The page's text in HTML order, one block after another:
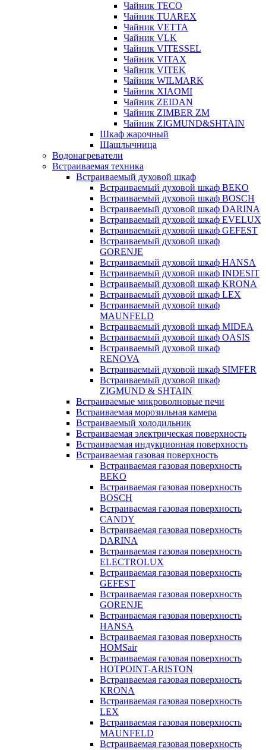
Чайник TECO
Чайник TUAREX
Чайник VETTA
Чайник VLK
Чайник VITESSEL
Чайник VITAX
Чайник VITEK
Чайник WILMARK
Чайник XIAOMI
Чайник ZEIDAN
Чайник ZIMBER ZM
Чайник ZIGMUND&SHTAIN
Шкаф жарочный
Шашлычница
Водонагреватели
Встраиваемая техника
Встраиваемый духовой шкаф
Встраиваемый духовой шкаф BEKO
Встраиваемый духовой шкаф BOSCH
Встраиваемый духовой шкаф DARINA
Встраиваемый духовой шкаф EVELUX
Встраиваемый духовой шкаф GEFEST
Встраиваемый духовой шкаф
GORENJE
Встраиваемый духовой шкаф HANSA
Встраиваемый духовой шкаф INDESIT
Встраиваемый духовой шкаф KRONA
Встраиваемый духовой шкаф LEX
Встраиваемый духовой шкаф
MAUNFELD
Встраиваемый духовой шкаф MIDEA
Встраиваемый духовой шкаф OASIS
Встраиваемый духовой шкаф
RENOVA
Встраиваемый духовой шкаф SIMFER
Встраиваемый духовой шкаф
ZIGMUND & SHTAIN
Встраиваемые микроволновые печи
Встраиваемая морозильная камера
Встраиваемый холодильник
Встраиваемая электрическая поверхность
Встраиваемая индукционная поверхность
Встраиваемая газовая поверхность
Встраиваемая газовая поверхность
BEKO
Встраиваемая газовая поверхность
BOSCH
Встраиваемая газовая поверхность
CANDY
Встраиваемая газовая поверхность
DARINA
Встраиваемая газовая поверхность
ELECTROLUX
Встраиваемая газовая поверхность
GEFEST
Встраиваемая газовая поверхность
GORENJE
Встраиваемая газовая поверхность
HANSA
Встраиваемая газовая поверхность
HOMSair
Встраиваемая газовая поверхность
HOTPOINT-ARISTON
Встраиваемая газовая поверхность
KRONA
Встраиваемая газовая поверхность
LEX
Встраиваемая газовая поверхность
MAUNFELD
Встраиваемая газовая поверхность